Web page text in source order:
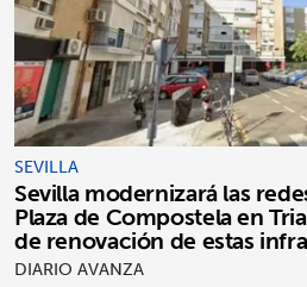
SEVILLA
Sevilla modernizará las
Plaza de Compostela en
de renovación de estas
la ciudad
DIARIO AVANZA